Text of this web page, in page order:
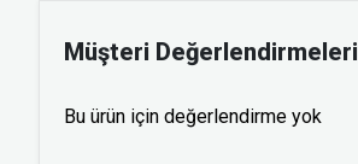
Müşteri Değerlendirmeleri
Bu ürün için değerlendirme yok